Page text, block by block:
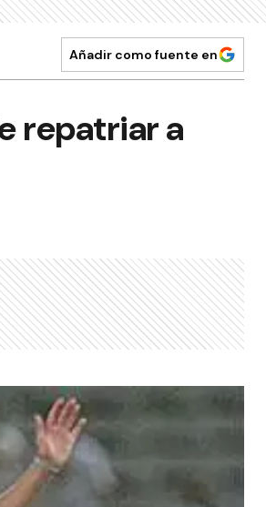
Añadir como fuente en
repatriar a